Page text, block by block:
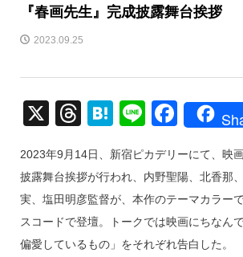
『春画先生』完成披露舞台挨拶
2023.09.25
X
T
e
a
d
s
H
e
n
a
Li
e
F
c
e
b
o
2023年9月14日、新宿ピカデリーにて、映
披露舞台挨拶が行われ、内野聖陽、北香那
実、塩田明彦監督が、本作のテーマカラー
スコードで登壇。トークでは映画にちなん
偏愛しているもの」をそれぞれ告白した。